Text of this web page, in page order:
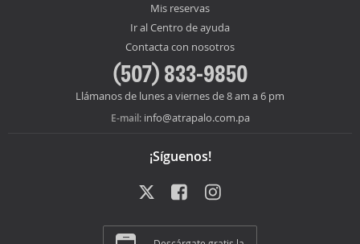
Mis reservas
Ir al Centro de ayuda
Contacta con nosotros
(507) 833-9850
Llámanos de lunes a viernes de 8 am a 6 pm
E-mail: info@atrapalo.com.pa
¡Síguenos!